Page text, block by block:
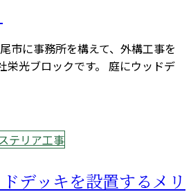
市に事務所を構えて、外構工事を
栄光ブロックです。 庭にウッドデ
テリア工事
デッキを設置するメリ